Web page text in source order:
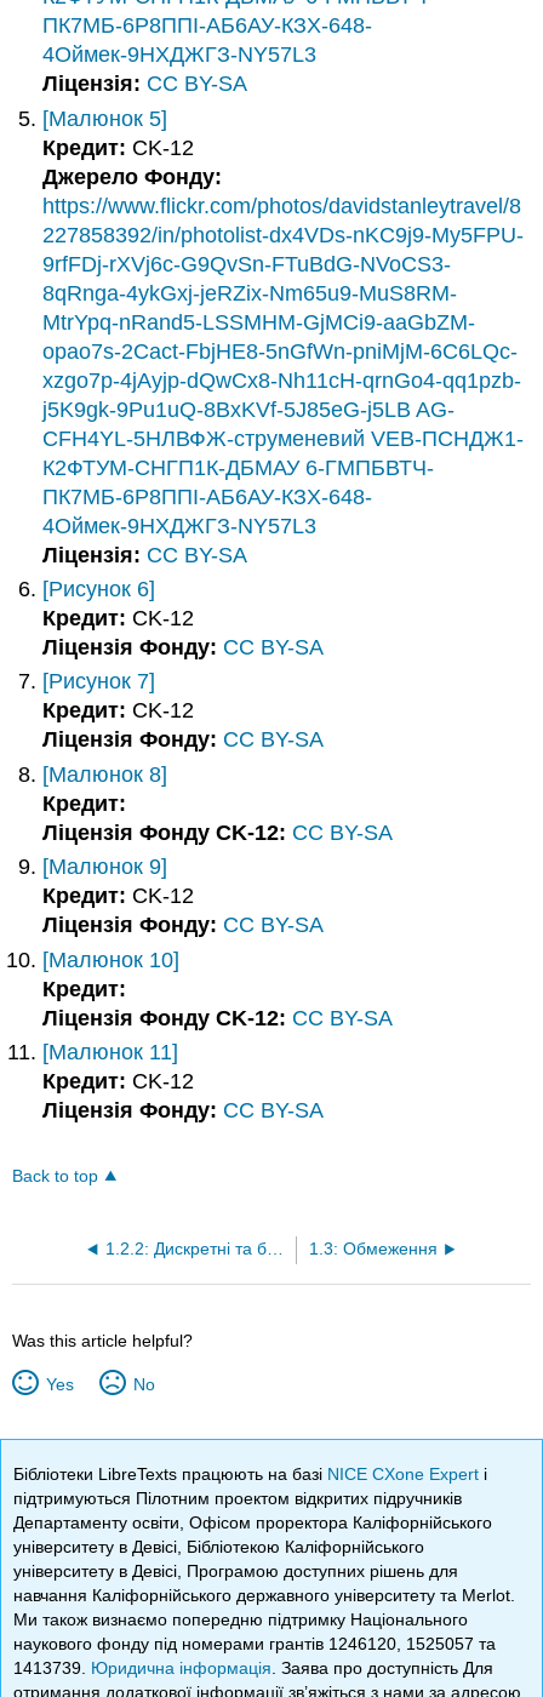
ПК7МБ-6Р8ППІ-АБ6АУ-КЗХ-648-
4Оймек-9НХДЖГЗ-NY57L3
Ліцензія: CC BY-SA
[Малюнок 5]
Кредит: CK-12
Джерело Фонду:
https://www.flickr.com/photos/davidstanleytravel/8
227858392/in/photolist-dx4VDs-nKC9j9-My5FPU-
9rfFDj-rXVj6c-G9QvSn-FTuBdG-NVoCS3-
8qRnga-4ykGxj-jeRZix-Nm65u9-MuS8RM-
MtrYpq-nRand5-LSSMHM-GjMCi9-aaGbZM-
opao7s-2Cact-FbjHE8-5nGfWn-pniMjM-6C6LQc-
xzgo7p-4jAyjp-dQwCx8-Nh11cH-qrnGo4-qq1pzb-
j5K9gk-9Pu1uQ-8BxKVf-5J85eG-j5LB AG-
CFH4YL-5НЛВФЖ-струменевий VEB-ПСНДЖ1-
К2ФТУМ-СНГП1К-ДБМАУ 6-ГМПБВТЧ-
ПК7МБ-6Р8ППІ-АБ6АУ-КЗХ-648-
4Оймек-9НХДЖГЗ-NY57L3
Ліцензія: CC BY-SA
[Рисунок 6]
Кредит: CK-12
Ліцензія Фонду: CC BY-SA
[Рисунок 7]
Кредит: CK-12
Ліцензія Фонду: CC BY-SA
[Малюнок 8]
Кредит:
Ліцензія Фонду CK-12: CC BY-SA
[Малюнок 9]
Кредит: CK-12
Ліцензія Фонду: CC BY-SA
[Малюнок 10]
Кредит:
Ліцензія Фонду CK-12: CC BY-SA
[Малюнок 11]
Кредит: CK-12
Ліцензія Фонду: CC BY-SA
Back to top
1.2.2: Дискретні та безперервні функції 1.3: Обмеження
Was this article helpful?
Yes No
Бібліотеки LibreTexts працюють на базі NICE CXone Expert і
підтримуються Пілотним проектом відкритих підручників
Департаменту освіти, Офісом проректора Каліфорнійського
університету в Девісі, Бібліотекою Каліфорнійського
університету в Девісі, Програмою доступних рішень для
навчання Каліфорнійського державного університету та Merlot.
Ми також визнаємо попередню підтримку Національного
наукового фонду під номерами грантів 1246120, 1525057 та
1413739. Юридична інформація . Заява про доступність Для
отримання додаткової інформації зв’яжіться з нами за адресою